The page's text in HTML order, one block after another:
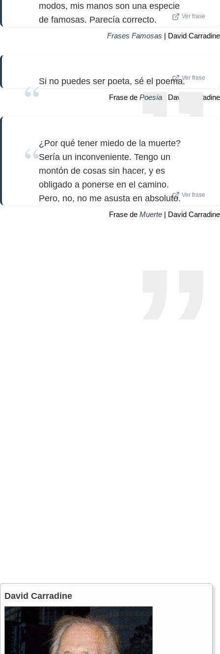
modos, mis manos son una especie
de famosas. Parecía correcto.
Ver frase
Frases Famosas | David Carradine
Si no puedes ser poeta, sé el poema.Ver frase
Frase de Poesía | David Carradine
¿Por qué tener miedo de la muerte?
Sería un inconveniente. Tengo un
montón de cosas sin hacer, y es
obligado a ponerse en el camino.
Pero, no, no me asusta en absoluto. Ver frase
Frase de Muerte | David Carradine
David Carradine